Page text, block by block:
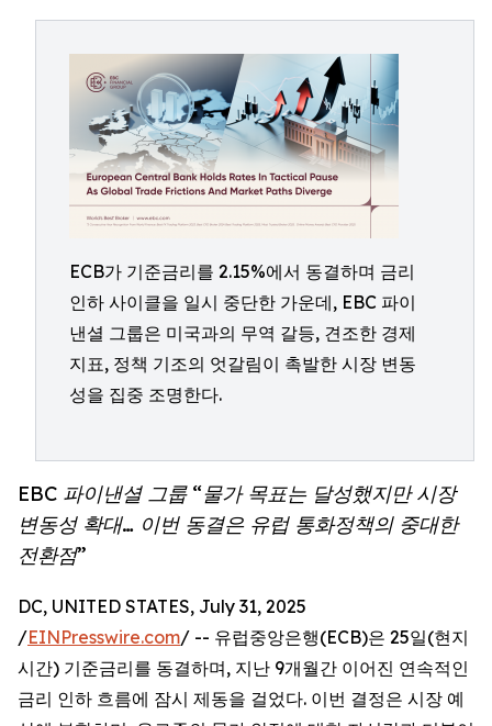
ECB가 기준금리를 2.15%에서 동결하며 금리
인하 사이클을 일시 중단한 가운데, EBC 파이
낸셜 그룹은 미국과의 무역 갈등, 견조한 경제
지표, 정책 기조의 엇갈림이 촉발한 시장 변동
성을 집중 조명한다.
EBC 파이낸셜 그룹 “물가 목표는 달성했지만 시장
변동성 확대… 이번 동결은 유럽 통화정책의 중대한
전환점”
DC, UNITED STATES, July 31, 2025
/EINPresswire.com/ -- 유럽중앙은행(ECB)은 25일(현지
시간) 기준금리를 동결하며, 지난 9개월간 이어진 연속적인
금리 인하 흐름에 잠시 제동을 걸었다. 이번 결정은 시장 예